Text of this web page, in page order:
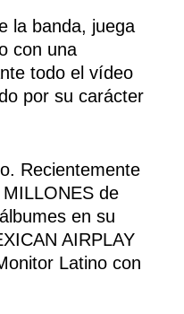
la banda, juega
con una
todo el vídeo
por su carácter
Recientemente
de
en su
AIRPLAY
Latino con